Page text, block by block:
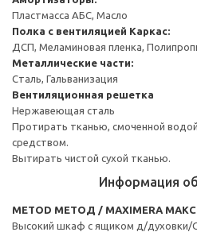
Пластмасса АБС, Масло
Полка с вентиляцией Каркас:
ДСП, Меламиновая пленка,
Металлические части:
Сталь, Гальванизация
Вентиляционная решетка
Нержавеющая сталь
Протирать тканью, смоченной
средством.
Вытирать чистой сухой тканью.
Информация
METOD МЕТОД / MAXIMERA
Высокий шкаф с ящиком д/духовки/